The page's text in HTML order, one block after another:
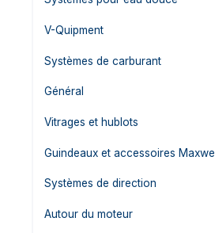
V-Quipment
Systèmes de carburant
Général
Vitrages et hublots
Guindeaux et accessoires Maxwell
Systèmes de direction
Autour du moteur